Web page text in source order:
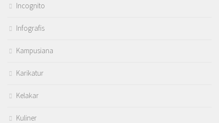
Incognito
Infografis
Kampusiana
Karikatur
Kelakar
Kuliner